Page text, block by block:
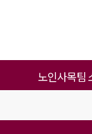
노인사목팀